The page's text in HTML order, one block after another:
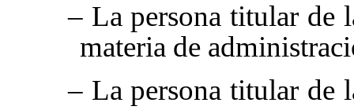
– La persona titular de
materia de
– La persona titular de